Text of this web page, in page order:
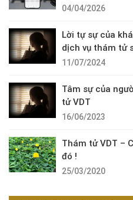
04/04/2026
Lời tự sự của
dịch vụ thám tử
11/07/2024
Tâm sự của
tử VDT
16/06/2023
Thám tử VDT –
đó !
25/03/2020